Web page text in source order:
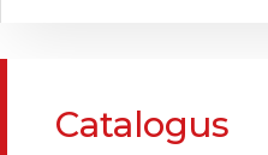
Catalogus